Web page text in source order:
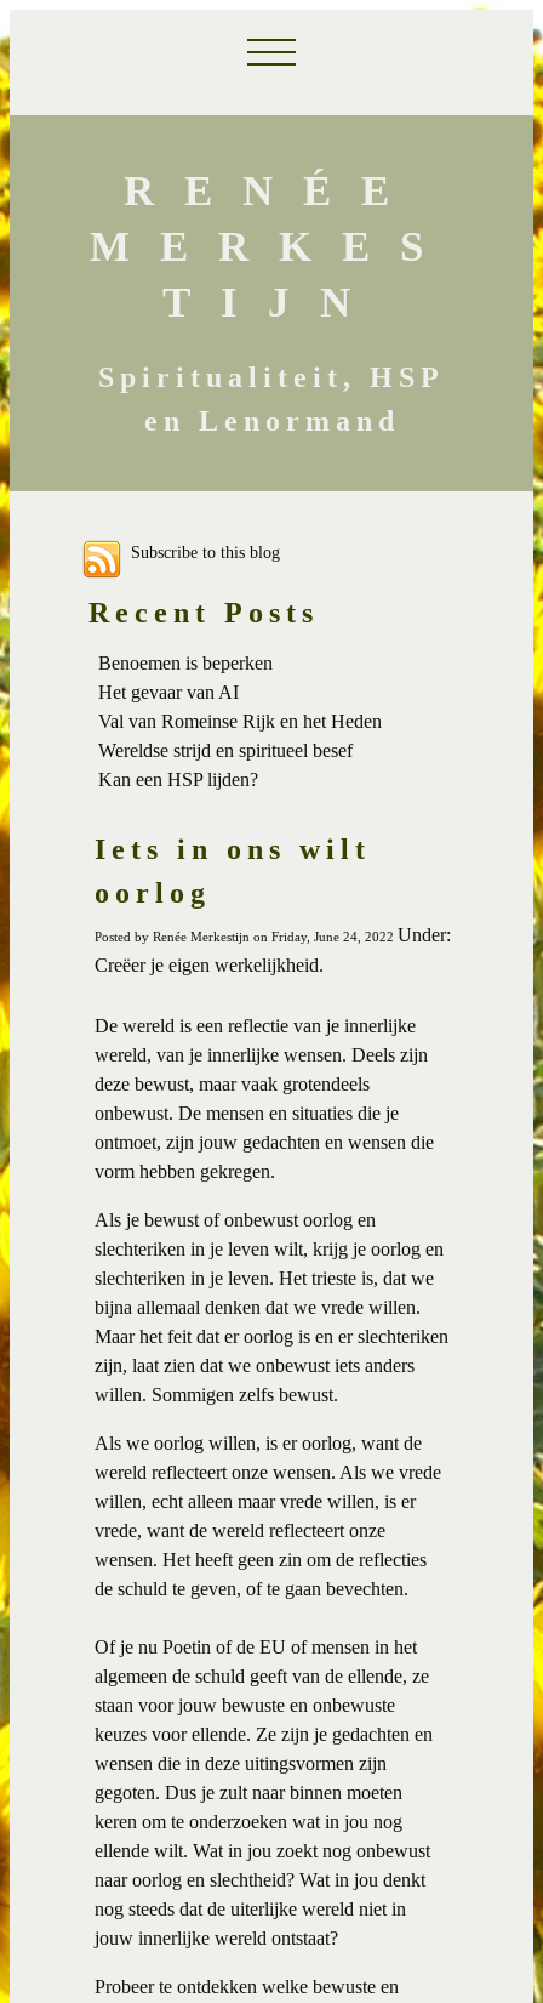
RENÉE
MERKES
TIJN
Spiritualiteit, HSP
en Lenormand
Subscribe to this blog
Recent Posts
Benoemen is beperken
Het gevaar van AI
Val van Romeinse Rijk en het Heden
Wereldse strijd en spiritueel besef
Kan een HSP lijden?
Iets in ons wilt
oorlog
Posted by Renée Merkestijn on Friday, June 24, 2022 Under:
Creëer je eigen werkelijkheid.
De wereld is een reflectie van je innerlijke
wereld, van je innerlijke wensen. Deels zijn
deze bewust, maar vaak grotendeels
onbewust. De mensen en situaties die je
ontmoet, zijn jouw gedachten en wensen die
vorm hebben gekregen.
Als je bewust of onbewust oorlog en
slechteriken in je leven wilt, krijg je oorlog en
slechteriken in je leven. Het trieste is, dat we
bijna allemaal denken dat we vrede willen.
Maar het feit dat er oorlog is en er slechteriken
zijn, laat zien dat we onbewust iets anders
willen. Sommigen zelfs bewust.
Als we oorlog willen, is er oorlog, want de
wereld reflecteert onze wensen. Als we vrede
willen, echt alleen maar vrede willen, is er
vrede, want de wereld reflecteert onze
wensen. Het heeft geen zin om de reflecties
de schuld te geven, of te gaan bevechten.
Of je nu Poetin of de EU of mensen in het
algemeen de schuld geeft van de ellende, ze
staan voor jouw bewuste en onbewuste
keuzes voor ellende. Ze zijn je gedachten en
wensen die in deze uitingsvormen zijn
gegoten. Dus je zult naar binnen moeten
keren om te onderzoeken wat in jou nog
ellende wilt. Wat in jou zoekt nog onbewust
naar oorlog en slechtheid? Wat in jou denkt
nog steeds dat de uiterlijke wereld niet in
jouw innerlijke wereld ontstaat?
Probeer te ontdekken welke bewuste en